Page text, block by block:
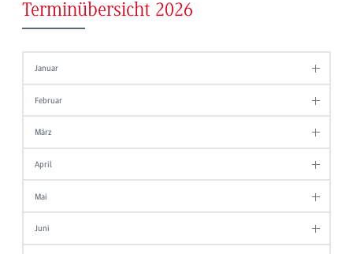
Terminübersicht 2026
Januar
Februar
März
April
Mai
Juni